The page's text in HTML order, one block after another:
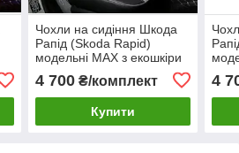
Чохли на сидіння Шкода
Рапід (Skoda Rapid)
модельні MAX з екошкіри
4 700₴/комплект
Купити
4